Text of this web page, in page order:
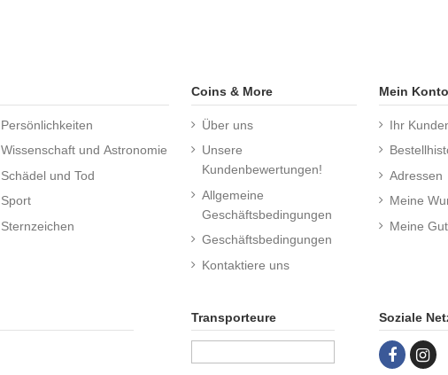
Persönlichkeiten
Wissenschaft und Astronomie
Schädel und Tod
Sport
Sternzeichen
Coins & More
Über uns
Unsere
Kundenbewertungen!
Allgemeine
Geschäftsbedingungen
Geschäftsbedingungen
Kontaktiere uns
Mein Konto
Ihr
Adressen
Meine
Meine
Transporteure Soziale